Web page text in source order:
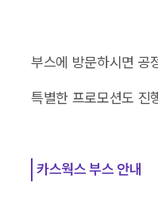
부스에 방문하시면 공
특별한 프로모션도 진
카스웍스 부스 안내